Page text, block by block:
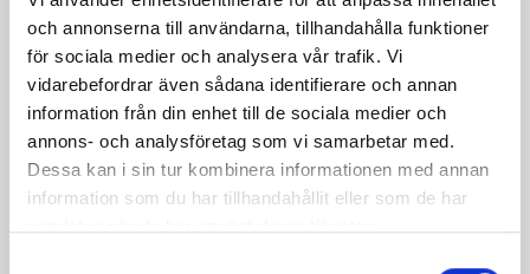
och annonserna till användarna, tillhandahålla funktioner
för sociala medier och analysera vår trafik. Vi
vidarebefordrar även sådana identifierare och annan
information från din enhet till de sociala medier och
annons- och analysföretag som vi samarbetar med.
Dessa kan i sin tur kombinera informationen med annan
information som du har tillhandahållit eller som de har